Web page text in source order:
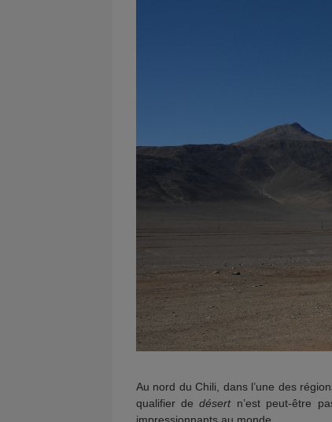
Au nord du Chili, dans l’une des
qualifier dedésertn’est peut-être
impressionnants au monde.